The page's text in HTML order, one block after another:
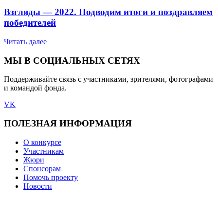
Взгляды — 2022. Подводим итоги и поздравляем
победителей
Читать далее
МЫ В СОЦИАЛЬНЫХ СЕТЯХ
Поддерживайте связь с участниками, зрителями, фотографами
и командой фонда.
VK
ПОЛЕЗНАЯ ИНФОРМАЦИЯ
О конкурсе
Участникам
Жюри
Спонсорам
Помочь проекту
Новости